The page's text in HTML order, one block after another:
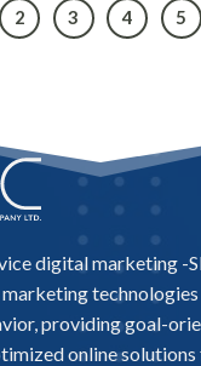
2 3 4 5
digital marketing -
providing goal-
online solutions